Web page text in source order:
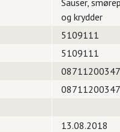
Sauser,
og krydder
5109111
5109111
13.08.2018